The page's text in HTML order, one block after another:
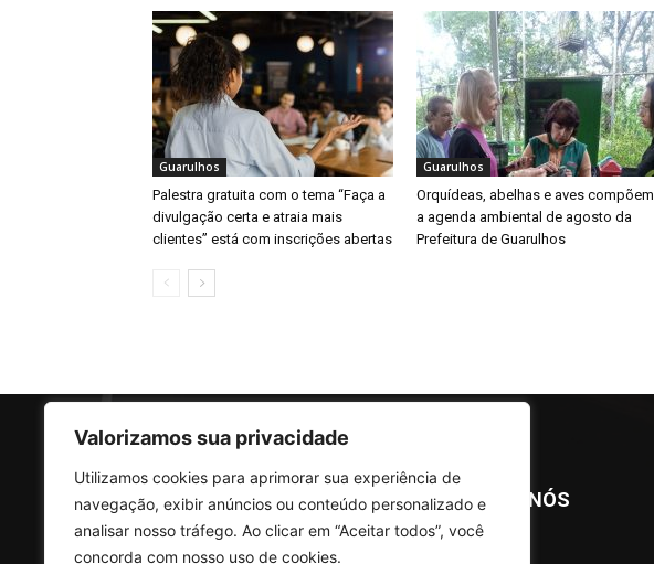
Valorizamos sua privacidade
Utilizamos cookies para aprimorar sua experiência de
navegação, exibir anúncios ou conteúdo personalizado e
analisar nosso tráfego. Ao clicar em “Aceitar todos”, você
concorda com nosso uso de cookies.
Guarulhos
Palestra gratuita com o tema “Faça a
divulgação certa e atraia mais
clientes” está com inscrições abertas
Guarulhos
Orquídeas, abelhas e aves compõem
a agenda ambiental de agosto da
Prefeitura de Guarulhos
SOBRE NÓS